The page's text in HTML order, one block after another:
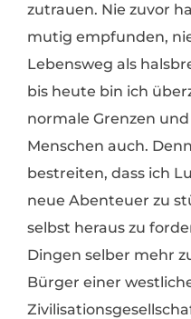
zutrauen. Nie zuvor
mutig empfunden,
Lebensweg als
bis heute bin ich
normale Grenzen
Menschen auch.
bestreiten, dass ich
neue Abenteuer zu
selbst heraus zu
Dingen selber mehr
Bürger einer